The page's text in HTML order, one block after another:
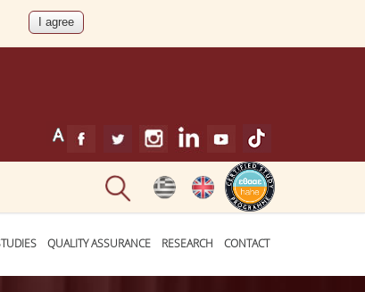
QUALITY ASSURANCE RESEARCH CONTACT